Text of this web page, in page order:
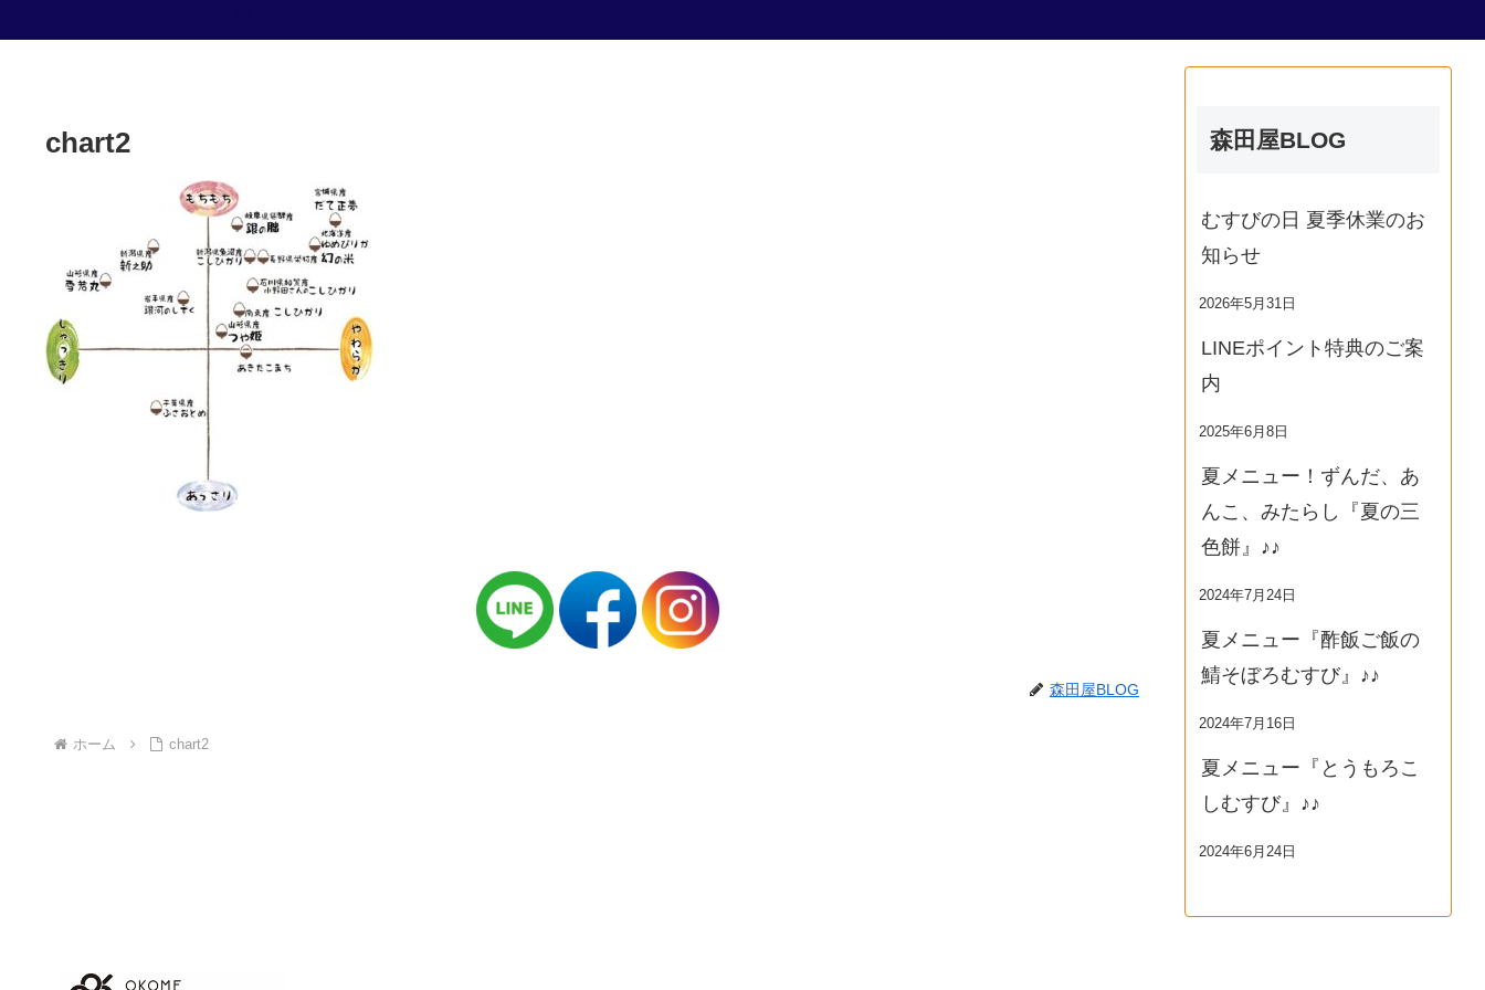
chart2
森田屋BLOG
ホーム chart2
森田屋BLOG
むすびの日 夏季休業のお
知らせ
2026年5月31日
LINEポイント特典のご案
内
2025年6月8日
夏メニュー！ずんだ、あ
んこ、みたらし『夏の三
色餅』♪♪
2024年7月24日
夏メニュー『酢飯ご飯の
鯖そぼろむすび』♪♪
2024年7月16日
夏メニュー『とうもろこ
しむすび』♪♪
2024年6月24日